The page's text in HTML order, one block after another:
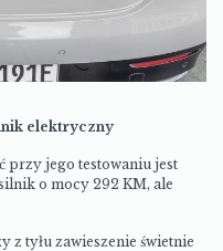
elektryczny
przy jego testowaniu jest
o mocy 292 KM, ale
z tyłu zawieszenie świetnie